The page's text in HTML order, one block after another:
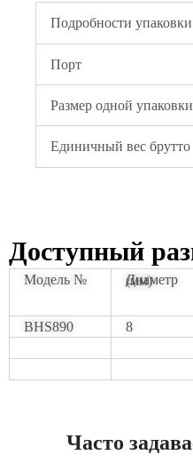
Подробности упаковки
Порт
Размер одной упаковки
Единичный вес брутто
Доступный
Модель № Диаметр (мм)
BHS890 8
Часто